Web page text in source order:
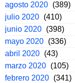
agosto 2020 (389)
julio 2020 (410)
junio 2020 (398)
mayo 2020 (336)
abril 2020 (43)
marzo 2020 (105)
febrero 2020 (341)